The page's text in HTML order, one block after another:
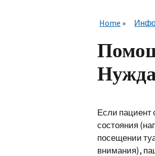
Home
Если пациент
состояния
посещении
внимания),